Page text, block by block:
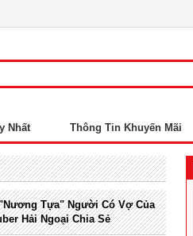
Nhất Thông Tin Khuyến Mãi
Tựa" Người Có Vợ Của
Hải Ngoại Chia Sẻ